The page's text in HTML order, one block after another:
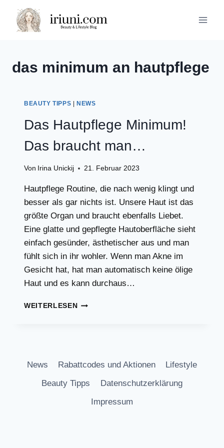
Inhalt
springen
das minimum an hautpflege
BEAUTY TIPPS NEWS
Das Hautpflege Minimum!
Das braucht man…
Von Irina Unickij 21. Februar 2023
Hautpflege Routine, die nach wenig klingt und
besser als gar nichts ist. Unsere Haut ist das
größte Organ und braucht ebenfalls Liebet.
Eine glatte und gepflegte Hautoberfläche sieht
einfach gesünder, ästhetischer aus und man
fühlt sich in ihr wohler. Wenn man Akne im
Gesicht hat, hat man automatisch keine ölige
Haut und es kann durchaus…
WEITERLESENDAS
News Rabattcodes und Aktionen
Lifestyle
Beauty Tipps
Datenschutzerklärung
Impressum